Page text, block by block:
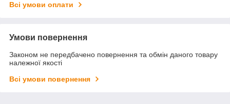
Всі умови оплати
Умови повернення
Законом не передбачено повернення та обмін даного товару
належної якості
Всі умови повернення